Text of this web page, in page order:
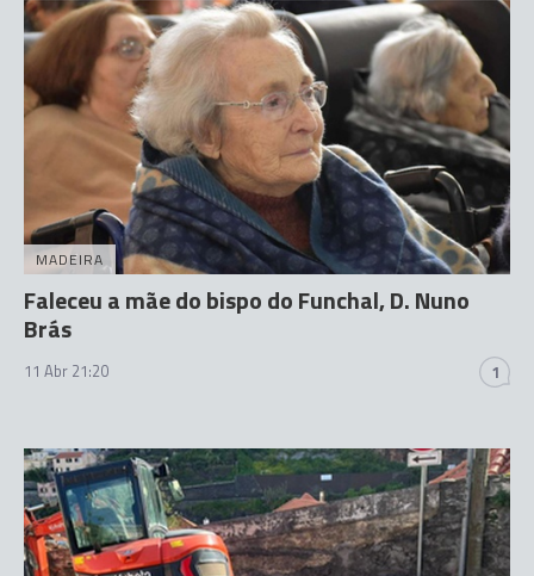
MADEIRA
Faleceu a mãe do bispo do Funchal, D. Nuno
Brás
11 Abr 21:20 1